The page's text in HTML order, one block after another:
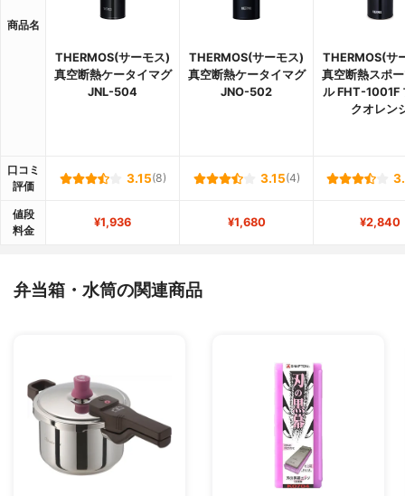
商品名
THERMOS(サーモス)
真空断熱ケータイマグ
JNL-504
THERMOS(サーモス)
真空断熱ケータイマグ
JNO-502
THERMOS(サ
真空断熱スポ
ル FHT-1001F
クオレン
口コミ
評価
3.15(8) 3.15(4)
値段
料金
¥1,936 ¥1,680 ¥2,840
弁当箱・水筒の関連商品